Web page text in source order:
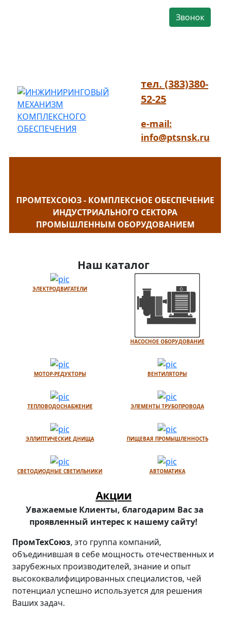
Звонок
тел. (383)380-
52-25
e-mail:
info@ptsnsk.ru
ПРОМТЕХСОЮЗ - КОМПЛЕКСНОЕ ОБЕСПЕЧЕНИЕ
ИНДУСТРИАЛЬНОГО СЕКТОРА
ПРОМЫШЛЕННЫМ ОБОРУДОВАНИЕМ
Наш каталог
ЭЛЕКТРОДВИГАТЕЛИ
НАСОСНОЕ ОБОРУДОВАНИЕ
МОТОР-РЕДУКТОРЫ ВЕНТИЛЯТОРЫ
ТЕПЛОВОДОСНАБЖЕНИЕ ЭЛЕМЕНТЫ ТРУБОПРОВОДА
ЭЛЛИПТИЧЕСКИЕ ДНИЩА ПИЩЕВАЯ ПРОМЫШЛЕННОСТЬ
СВЕТОДИОДНЫЕ СВЕТИЛЬНИКИ АВТОМАТИКА
Акции
Уважаемые Клиенты, благодарим Вас за
проявленный интерес к нашему сайту!
ПромТехСоюз, это группа компаний,
объединившая в себе мощность отечественных и
зарубежных производителей, знание и опыт
высококвалифицированных специалистов, чей
потенциал успешно используется для решения
Ваших задач.